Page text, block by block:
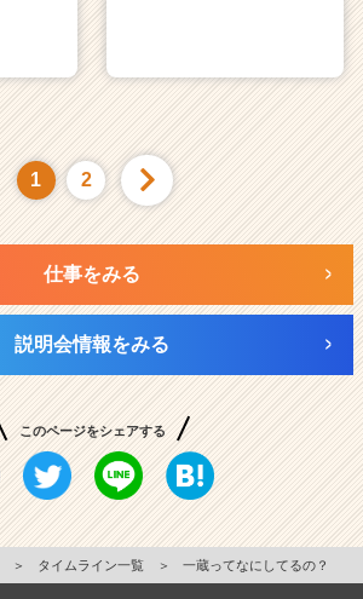
1 2
仕事をみる
説明会情報をみる
このページをシェアする
＞ タイムライン一覧 ＞ 一蔵ってなにしてるの？